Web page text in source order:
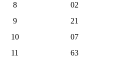
8
02
9
21
10
07
11
63